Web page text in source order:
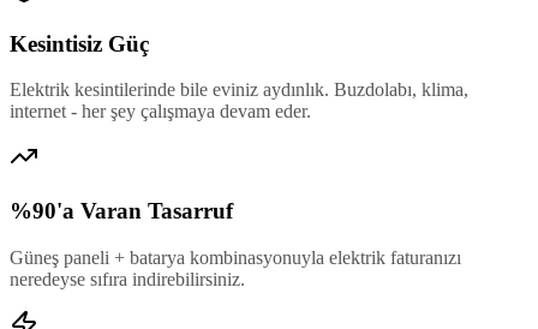
Kesintisiz Güç
Elektrik kesintilerinde bile eviniz aydınlık. Buzdolabı, klima,
internet - her şey çalışmaya devam eder.
%90'a Varan Tasarruf
Güneş paneli + batarya kombinasyonuyla elektrik faturanızı
neredeyse sıfıra indirebilirsiniz.